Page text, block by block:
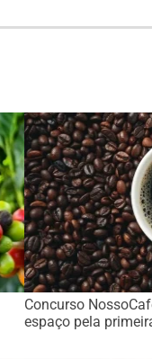
Concurso
espaço pela